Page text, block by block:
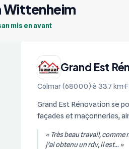
Wittenheim
mis en avant
Grand Est
Colmar (68000) à 33.7 km
Grand Est Rénovation se
façades et maçonneries,
« Très beau travail,
j'ai obtenu un rdv, il est... »